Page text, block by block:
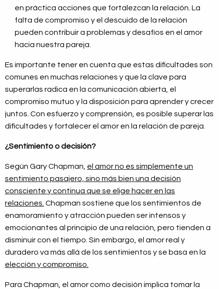
en práctica acciones que fortalezcan la relación. La
falta de compromiso y el descuido de la relación
pueden contribuir a problemas y desafíos en el amor
hacia nuestra pareja.
Es importante tener en cuenta que estas dificultades son
comunes en muchas relaciones y que la clave para
superarlas radica en la comunicación abierta, el
compromiso mutuo y la disposición para aprender y crecer
juntos. Con esfuerzo y comprensión, es posible superar las
dificultades y fortalecer el amor en la relación de pareja.
¿Sentimiento o decisión?
Según Gary Chapman, el amor no es simplemente un
sentimiento pasajero, sino más bien una decisión
consciente y continua que se elige hacer en las
relaciones. Chapman sostiene que los sentimientos de
enamoramiento y atracción pueden ser intensos y
emocionantes al principio de una relación, pero tienden a
disminuir con el tiempo. Sin embargo, el amor real y
duradero va más allá de los sentimientos y se basa en la
elección y compromiso.
Para Chapman, el amor como decisión implica tomar la